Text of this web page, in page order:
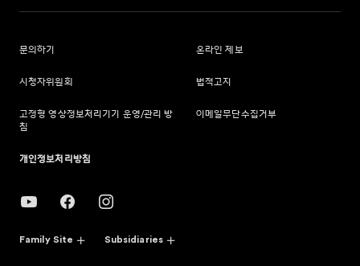
문의하기 온라인 제보
시청자위원회 법적고지
고정형 영상정보처리기기 운영/관리 방
침
이메일무단수집거부
개인정보처리방침
Family Site Subsidiaries